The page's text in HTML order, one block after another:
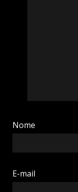
Nome
E-mail